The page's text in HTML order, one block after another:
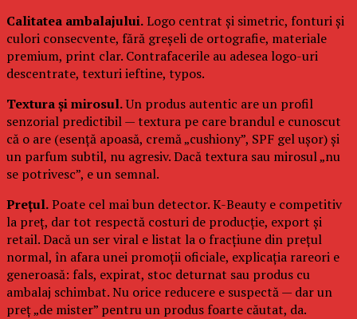
Calitatea ambalajului.Logo centrat și simetric, fonturi și
culori consecvente, fără greșeli de ortografie, materiale
premium, print clar. Contrafacerile au adesea logo-uri
descentrate, texturi ieftine, typos.
Textura și mirosul.Un produs autentic are un profil
senzorial predictibil — textura pe care brandul e cunoscut
că o are (esență apoasă, cremă „cushiony”, SPF gel ușor) și
un parfum subtil, nu agresiv. Dacă textura sau mirosul „nu
se potrivesc”, e un semnal.
Prețul.Poate cel mai bun detector. K-Beauty e competitiv
la preț, dar tot respectă costuri de producție, export și
retail. Dacă un ser viral e listat la o fracțiune din prețul
normal, în afara unei promoții oficiale, explicația rareori e
generoasă: fals, expirat, stoc deturnat sau produs cu
ambalaj schimbat. Nu orice reducere e suspectă — dar un
preț „de mister” pentru un produs foarte căutat, da.